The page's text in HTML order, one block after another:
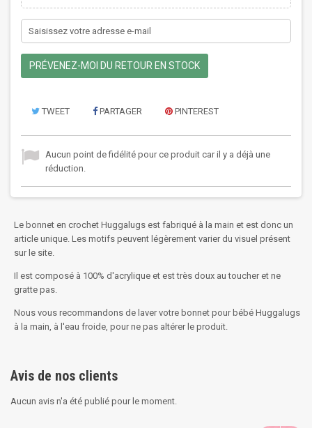
PRÉVENEZ-MOI DU RETOUR EN STOCK
TWEET PARTAGER PINTEREST
Aucun point de fidélité pour ce produit car il y a déjà une
réduction.
Le bonnet en crochet Huggalugs est fabriqué à la main et est donc un
article unique. Les motifs peuvent légèrement varier du visuel présent
sur le site.
Il est composé à 100% d'acrylique et est très doux au toucher et ne
gratte pas.
Nous vous recommandons de laver votre bonnet pour bébé Huggalugs
à la main, à l'eau froide, pour ne pas altérer le produit.
Avis de nos clients
Aucun avis n'a été publié pour le moment.